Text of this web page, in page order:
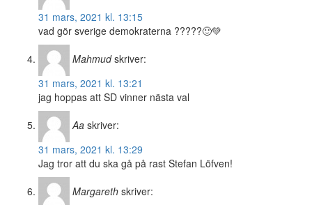
31 mars, 2021 kl. 13:15
vad gör sverige demokraterna ?????🙂💚
Mahmud skriver:
31 mars, 2021 kl. 13:21
jag hoppas att SD vinner nästa val
Aa skriver:
31 mars, 2021 kl. 13:29
Jag tror att du ska gå på rast Stefan Löfven!
Margareth skriver: